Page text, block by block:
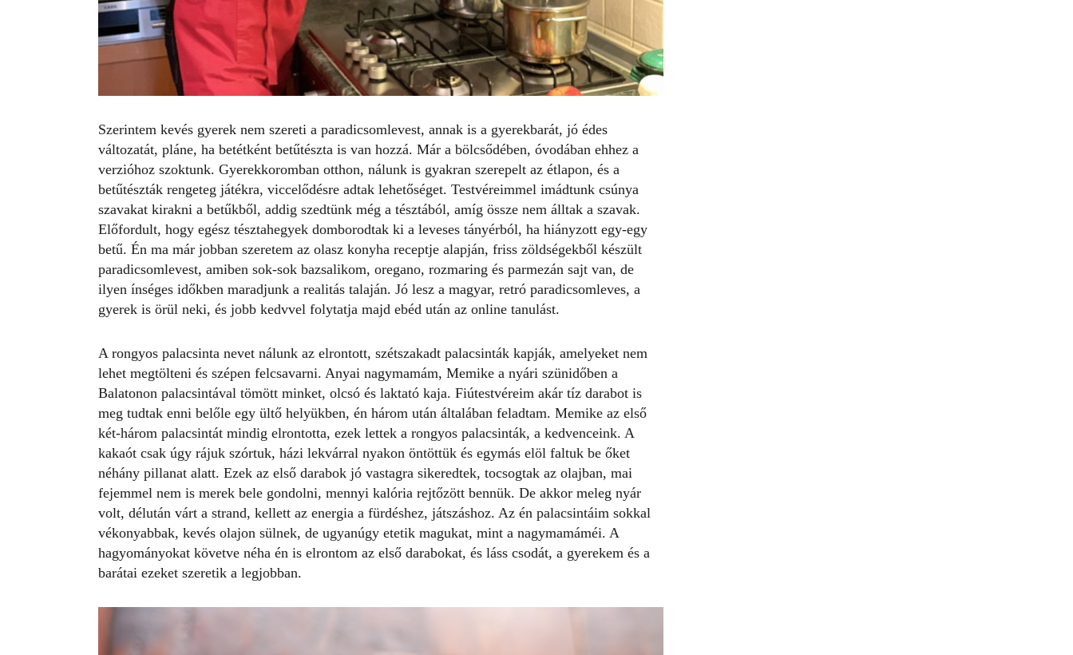
Szerintem kevés gyerek nem szereti a paradicsomlevest, annak is a gyerekbarát, jó édes
változatát, pláne, ha betétként betűtészta is van hozzá. Már a bölcsődében, óvodában ehhez a
verzióhoz szoktunk. Gyerekkoromban otthon, nálunk is gyakran szerepelt az étlapon, és a
betűtészták rengeteg játékra, viccelődésre adtak lehetőséget. Testvéreimmel imádtunk csúnya
szavakat kirakni a betűkből, addig szedtünk még a tésztából, amíg össze nem álltak a szavak.
Előfordult, hogy egész tésztahegyek domborodtak ki a leveses tányérból, ha hiányzott egy-egy
betű. Én ma már jobban szeretem az olasz konyha receptje alapján, friss zöldségekből készült
paradicsomlevest, amiben sok-sok bazsalikom, oregano, rozmaring és parmezán sajt van, de
ilyen ínséges időkben maradjunk a realitás talaján. Jó lesz a magyar, retró paradicsomleves, a
gyerek is örül neki, és jobb kedvvel folytatja majd ebéd után az online tanulást.
A rongyos palacsinta nevet nálunk az elrontott, szétszakadt palacsinták kapják, amelyeket nem
lehet megtölteni és szépen felcsavarni. Anyai nagymamám, Memike a nyári szünidőben a
Balatonon palacsintával tömött minket, olcsó és laktató kaja. Fiútestvéreim akár tíz darabot is
meg tudtak enni belőle egy ültő helyükben, én három után általában feladtam. Memike az első
két-három palacsintát mindig elrontotta, ezek lettek a rongyos palacsinták, a kedvenceink. A
kakaót csak úgy rájuk szórtuk, házi lekvárral nyakon öntöttük és egymás elöl faltuk be őket
néhány pillanat alatt. Ezek az első darabok jó vastagra sikeredtek, tocsogtak az olajban, mai
fejemmel nem is merek bele gondolni, mennyi kalória rejtőzött bennük. De akkor meleg nyár
volt, délután várt a strand, kellett az energia a fürdéshez, játszáshoz. Az én palacsintáim sokkal
vékonyabbak, kevés olajon sülnek, de ugyanúgy etetik magukat, mint a nagymamáméi. A
hagyományokat követve néha én is elrontom az első darabokat, és láss csodát, a gyerekem és a
barátai ezeket szeretik a legjobban.